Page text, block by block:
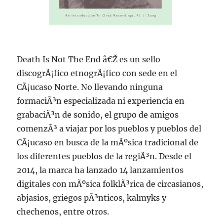
Death Is Not The End â€Ž es un sello
discogrÃ¡fico etnogrÃ¡fico con sede en el
CÃ¡ucaso Norte. No llevando ninguna
formaciÃ³n especializada ni experiencia en
grabaciÃ³n de sonido, el grupo de amigos
comenzÃ³ a viajar por los pueblos y pueblos del
CÃ¡ucaso en busca de la mÃºsica tradicional de
los diferentes pueblos de la regiÃ³n. Desde el
2014, la marca ha lanzado 14 lanzamientos
digitales con mÃºsica folklÃ³rica de circasianos,
abjasios, griegos pÃ³nticos, kalmyks y
chechenos, entre otros.